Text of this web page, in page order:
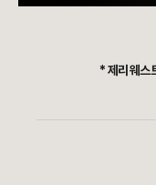
* 제리 웨스